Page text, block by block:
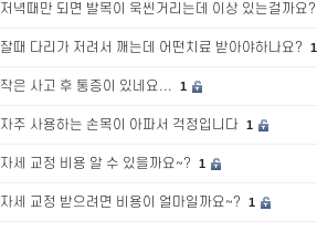
저녁때만 되면 발목이 욱씬거리는데 이상 있는걸까요?
잘때 다리가 저려서 깨는데 어떤치료 받아야하나요? 1
작은 사고 후 통증이 있네요... 1
자주 사용하는 손목이 아파서 걱정입니다 1
자세 교정 비용 알 수 있을까요~? 1
자세 교정 받으려면 비용이 얼마일까요~? 1